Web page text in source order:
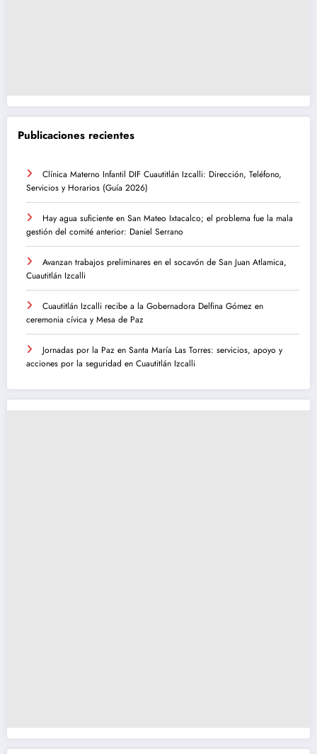
Publicaciones recientes
Clínica Materno Infantil DIF Cuautitlán Izcalli: Dirección, Teléfono,
Servicios y Horarios (Guía 2026)
Hay agua suficiente en San Mateo Ixtacalco; el problema fue la mala
gestión del comité anterior: Daniel Serrano
Avanzan trabajos preliminares en el socavón de San Juan Atlamica,
Cuautitlán Izcalli
Cuautitlán Izcalli recibe a la Gobernadora Delfina Gómez en
ceremonia cívica y Mesa de Paz
Jornadas por la Paz en Santa María Las Torres: servicios, apoyo y
acciones por la seguridad en Cuautitlán Izcalli